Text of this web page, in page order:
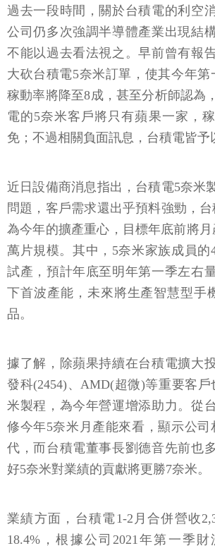
過去一段時間，關於台積電的利空
公司仍多次強調半導體產業出現結
不能以過去看法視之。早前曾有報
大砍台積電5奈米訂單，使其今年第
稼動率將降至8成，甚至分析師認為
電的5奈米客戶將只有蘋果一家，
免；不過相關負面訊息，台積電皆予
近日設備商消息指出，台積電5奈米
問題，客戶需求還出乎預料強勁，
為今年的擴產重心，目標年底前將月
萬片規模。其中，5奈米家族成員的
試產，預計年底至明年第一季左右
下首波產能，未來將生產智慧型手
品。
據了解，除蘋果持續在台積電擴大
發科(2454)、AMD(超微)等重要客
米製程，為今年營運增添助力。從
修今年5奈米月產能來看，顯示公司
代，而台積電董事長劉德音先前也
好5奈米對業績的貢獻將更勝7奈米。
業績方面，台積電1-2月合併營收
18.4%，根據公司2021年第一季